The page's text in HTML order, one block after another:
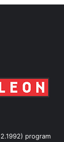
program